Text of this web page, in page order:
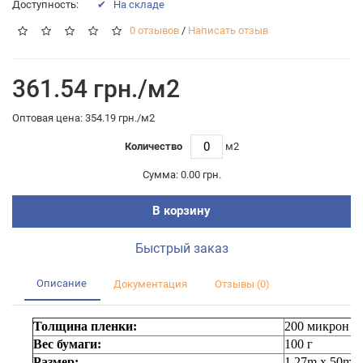
Доступность: ✔ На складе
0 отзывов / Написать отзыв
361.54 грн./м2
Оптовая цена: 354.19 грн./м2
Количество м2
Сумма: 0.00 грн.
В корзину
Быстрый заказ
Описание Документация Отзывы (0)
Толщина пленки:
200 микрон
Вес бумаги:
100 г